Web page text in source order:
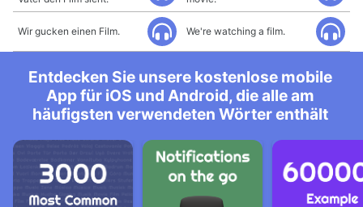
Wir gucken einen Film. We're watching a film.
Entdecken Sie unsere kostenlose mobile
App für iOS und Android, die alle am
häufigsten verwendeten Wörter enthält